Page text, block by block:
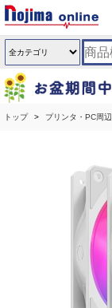
トップ プリンタ・PC周